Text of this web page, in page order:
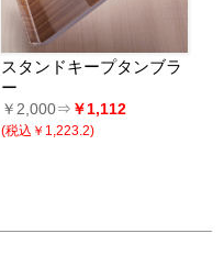
スタンドキープタンブラ
ー
￥2,000⇒ ￥1,112
(税込￥1,223.2)